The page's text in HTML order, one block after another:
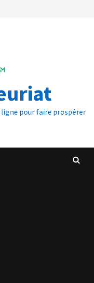
ligne pour faire prospérer